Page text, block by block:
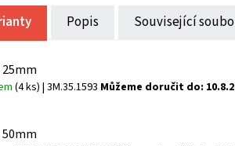
Popis Související
(4 ks) | 3M.35.1593 Můžeme doručit do: